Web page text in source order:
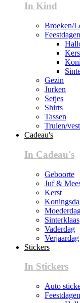
In Kind
Broeken/
Feestdagen
Gezin
Jurken
Setjes
Shirts
Tassen
Truien/
Cadeau's
In Cadeau's
Geboorte
Juf &
Kerst
Sinterklaas
Vaderdag
Verjaardag
Stickers
In Stickers
Auto
Feestdagen